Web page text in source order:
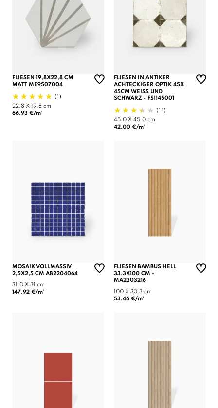
FLIESEN 19,8X22,8 CM
MATT ME9507004
(1)
22.8 X 19.8 cm
66.93 €/m²
FLIESEN IN ANTIKER
ACHTECKIGER OPTIK 45X
45CM WEISS UND S
CHWARZ - FS1145001
(11)
45.0 X 45.0 cm
42.00 €/m²
MOSAIK VOLLMASSIV
2,5X2,5 CM AB2204064
31.0 X 31 cm
147.92 €/m²
FLIESEN BAMBUS HELL
33.3X100 CM -
MA2303216
100 X 33.3 cm
53.46 €/m²